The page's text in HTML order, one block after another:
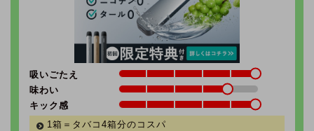
吸いごたえ
味わい
キック感
1箱＝タバコ4箱分のコスパ